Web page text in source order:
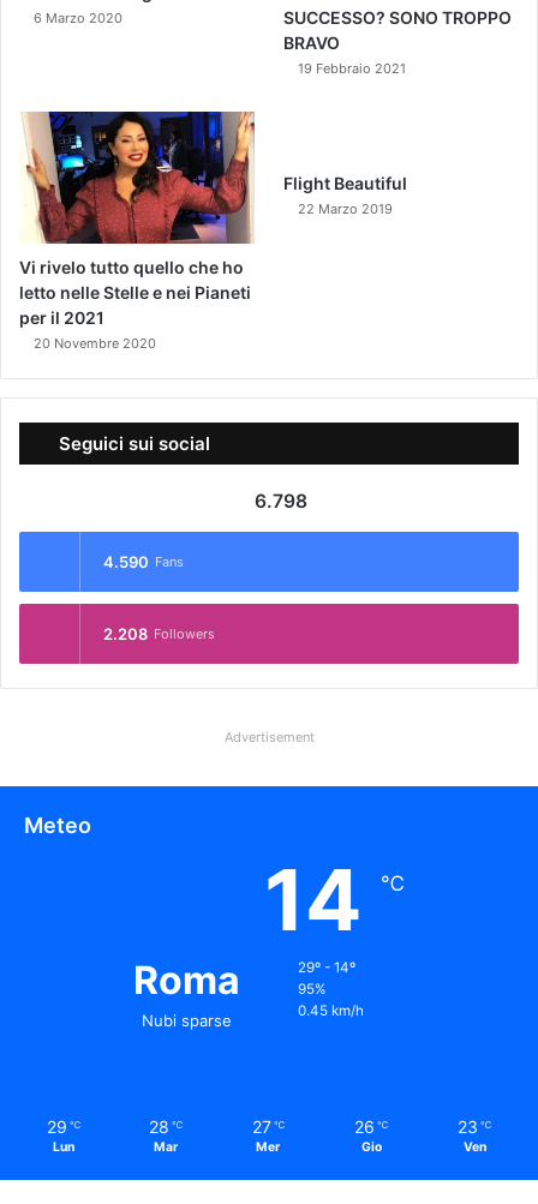
6 Marzo 2020
SUCCESSO? SONO TROPPO
BRAVO
19 Febbraio 2021
Vi rivelo tutto quello che ho
letto nelle Stelle e nei Pianeti
per il 2021
20 Novembre 2020
Flight Beautiful
22 Marzo 2019
Seguici sui social
6.798
4.590 Fans
2.208 Followers
Advertisement
Meteo
Roma
Nubi sparse
14 ℃
29º - 14º
95%
0.45 km/h
29 ℃
Lun
28 ℃
Mar
27 ℃
Mer
26 ℃
Gio
23 ℃
Ven